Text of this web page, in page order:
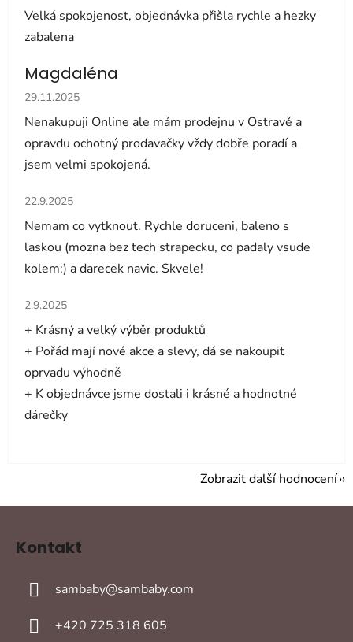
Velká spokojenost, objednávka přišla rychle a hezky
zabalena
Magdaléna
Hodnocení obchodu je 5 z 5 hvězdiček.
29.11.2025
Nenakupuji Online ale mám prodejnu v Ostravě a
opravdu ochotný prodavačky vždy dobře poradí a
jsem velmi spokojená.
Hodnocení obchodu je 5 z 5 hvězdiček.
22.9.2025
Nemam co vytknout. Rychle doruceni, baleno s
laskou (mozna bez tech strapecku, co padaly vsude
kolem:) a darecek navic. Skvele!
Hodnocení obchodu je 5 z 5 hvězdiček.
2.9.2025
+ Krásný a velký výběr produktů
+ Pořád mají nové akce a slevy, dá se nakoupit
oprvadu výhodně
+ K objednávce jsme dostali i krásné a hodnotné
dárečky
Zobrazit další hodnocení
Kontakt
sambaby@sambaby.com
+420 725 318 605